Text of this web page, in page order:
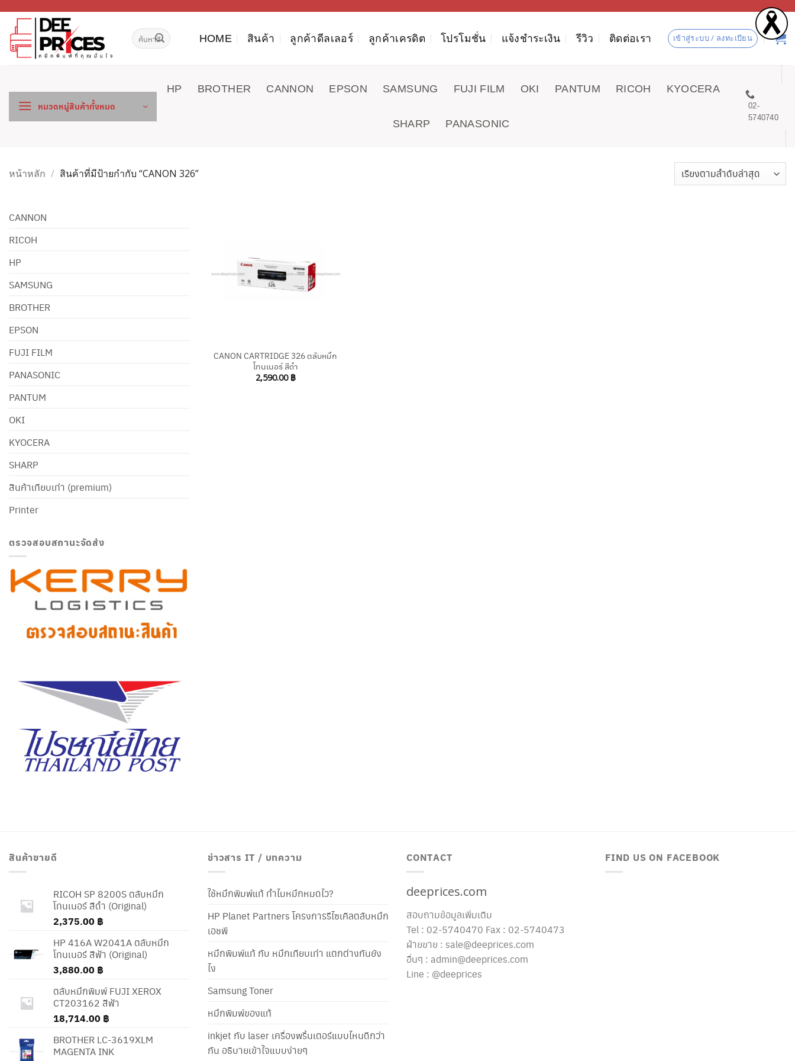
เนื้อหา
ค้นหา: HOME สินค้า ลูกค้าดีลเลอร์ ลูกค้าเครดิต โปรโมชั่น แจ้งชำระเงิน รีวิว ติดต่อเรา เข้าสู่ระบบ / ลงทะเบียน
หมวดหมู่สินค้าทั้งหมด
HP BROTHER CANNON EPSON SAMSUNG FUJI FILM OKI PANTUM RICOH KYOCERA
SHARP PANASONIC
02-
5740740
หน้าหลัก / สินค้าที่มีป้ายกำกับ “CANON 326”
CANNON
RICOH
HP
SAMSUNG
BROTHER
EPSON
FUJI FILM
PANASONIC
PANTUM
OKI
KYOCERA
SHARP
สินค้าเทียบเท่า (premium)
Printer
ตรวจสอบสถานะจัดส่ง
CANON CARTRIDGE 326 ตลับหมึก
โทนเนอร์ สีดำ
2,590.00 ฿
สินค้าขายดี
RICOH SP 8200S ตลับหมึก
โทนเนอร์ สีดำ (Original)
2,375.00 ฿
HP 416A W2041A ตลับหมึก
โทนเนอร์ สีฟ้า (Original)
3,880.00 ฿
ตลับหมึกพิมพ์ FUJI XEROX
CT203162 สีฟ้า
18,714.00 ฿
BROTHER LC-3619XLM
MAGENTA INK
ข่าวสาร IT / บทความ
ใช้หมึกพิมพ์แท้ ทำไมหมึกหมดไว?
HP Planet Partners โครงการรีไซเคิลตลับหมึก
เอชพี
หมึกพิมพ์แท้ กับ หมึกเทียบเท่า แตกต่างกันยัง
ไง
Samsung Toner
หมึกพิมพ์ของแท้
inkjet กับ laser เครื่องพริ้นเตอร์แบบไหนดีกว่า
กัน อธิบายเข้าใจแบบง่ายๆ
CONTACT
deeprices.com
สอบถามข้อมูลเพิ่มเติม
Tel : 02-5740470 Fax : 02-5740473
ฝ่ายขาย : sale@deeprices.com
อื่นๆ : admin@deeprices.com
Line : @deeprices
FIND US ON FACEBOOK